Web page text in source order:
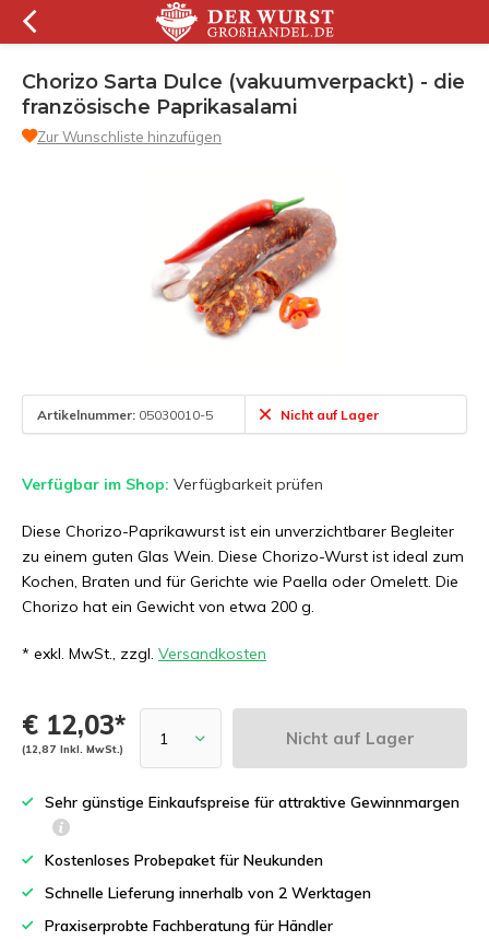
Chorizo Sarta Dulce (vakuumverpackt) - die
französische Paprikasalami
Zur Wunschliste hinzufügen
Artikelnummer: 05030010-5 Nicht auf Lager
Verfügbar im Shop: Verfügbarkeit prüfen
Diese Chorizo-Paprikawurst ist ein unverzichtbarer Begleiter
zu einem guten Glas Wein. Diese Chorizo-Wurst ist ideal zum
Kochen, Braten und für Gerichte wie Paella oder Omelett. Die
Chorizo hat ein Gewicht von etwa 200 g.
* exkl. MwSt., zzgl. Versandkosten
€ 12,03*
(12,87 Inkl. MwSt.)
Nicht auf Lager
Sehr günstige Einkaufspreise für attraktive Gewinnmargen
Kostenloses Probepaket für Neukunden
Schnelle Lieferung innerhalb von 2 Werktagen
Praxiserprobte Fachberatung für Händler